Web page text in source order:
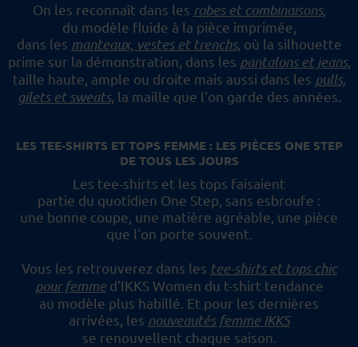
On les reconnaît dans les robes et combinaisons,
du modèle fluide à la pièce imprimée,
dans les manteaux, vestes et trenchs, où la silhouette
prime sur la démonstration, dans les pantalons et jeans,
taille haute, ample ou droite mais aussi dans les pulls,
gilets et sweats, la maille que l'on garde des années.
LES TEE-SHIRTS ET TOPS FEMME : LES PIÈCES ONE STEP
DE TOUS LES JOURS
Les tee-shirts et les tops faisaient
partie du quotidien One Step, sans esbroufe :
une bonne coupe, une matière agréable, une pièce
que l'on porte souvent.
Vous les retrouverez dans les tee-shirts et tops chic
pour femmed'IKKS Women du t-shirt tendance
au modèle plus habillé. Et pour les dernières
arrivées, les nouveautés femme IKKS
se renouvellent chaque saison.